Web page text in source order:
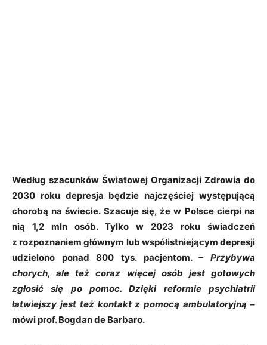
Według szacunków Światowej Organizacji Zdrowia do
2030 roku depresja będzie najczęściej występującą
chorobą na świecie. Szacuje się, że w Polsce cierpi na
nią 1,2 mln osób. Tylko w 2023 roku świadczeń
z rozpoznaniem głównym lub współistniejącym depresji
udzielono ponad 800 tys. pacjentom.– Przybywa
chorych, ale też coraz więcej osób jest gotowych
zgłosić się po pomoc. Dzięki reformie psychiatrii
łatwiejszy jest też kontakt z pomocą ambulatoryjną –
mówi prof. Bogdan de Barbaro.